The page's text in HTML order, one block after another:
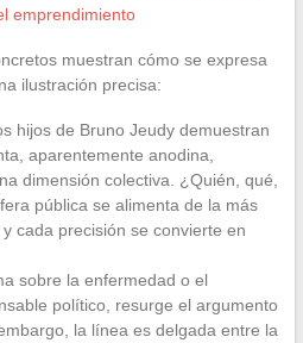
emprendimiento
muestran cómo se expresa
ilustración precisa:
hijos de Bruno Jeudy demuestran
aparentemente anodina,
dimensión colectiva. ¿Quién, qué,
pública se alimenta de la más
cada precisión se convierte en
sobre la enfermedad o el
político, resurge el argumento
la línea es delgada entre la